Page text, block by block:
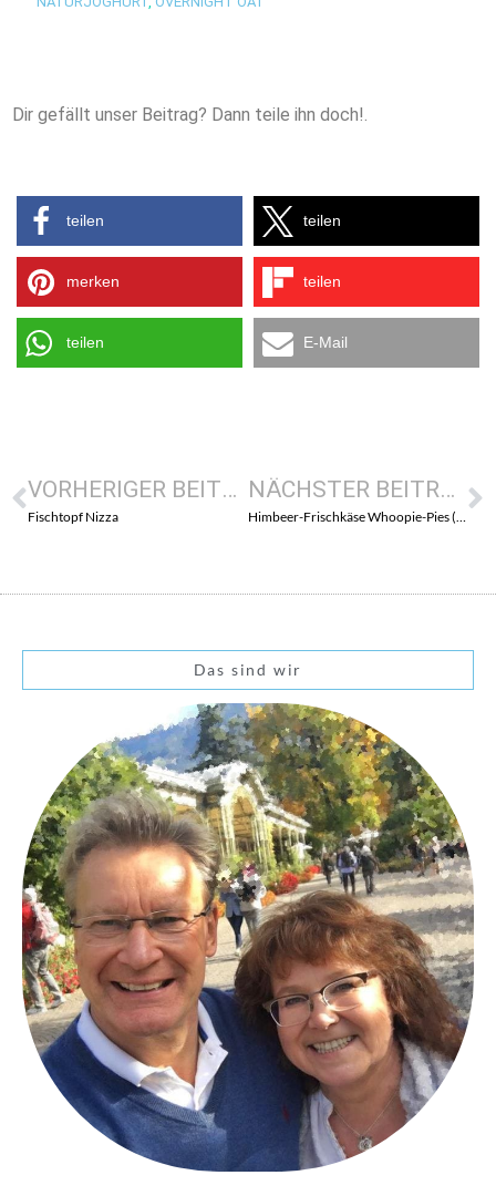
Dir gefällt unser Beitrag? Dann teile ihn doch!.
teilen teilen
merken teilen
teilen E-Mail
VORHERIGER BEITRAG
Fischtopf Nizza
NÄCHSTER BEITRAG
Himbeer-Frischkäse Whoopie-Pies (einfach nur lecker)
Das sind wir